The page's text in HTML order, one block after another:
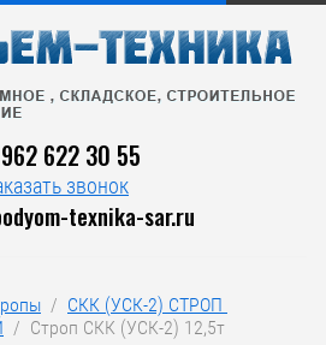
622 30 55
звонок
texnika-sar.ru
  /
СКК (УСК-2) СТРОП
  /  Строп СКК (УСК-2) 12,5т